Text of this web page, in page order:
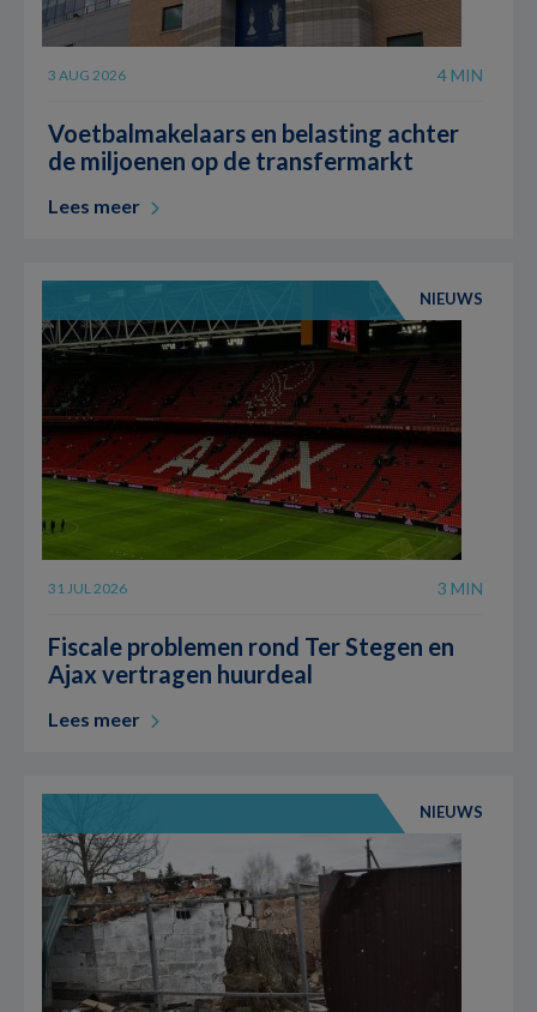
3 AUG 2026 4 MIN
Voetbalmakelaars en belasting achter
de miljoenen op de transfermarkt
Lees meer
NIEUWS
31 JUL 2026 3 MIN
Fiscale problemen rond Ter Stegen en
Ajax vertragen huurdeal
Lees meer
NIEUWS